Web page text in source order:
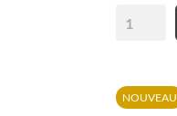
NOUVEAU